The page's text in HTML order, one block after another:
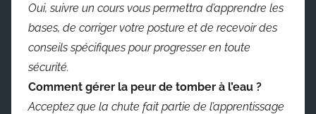
Oui, suivre un cours vous permettra d’apprendre les
bases, de corriger votre posture et de recevoir des
conseils spécifiques pour progresser en toute
sécurité.
Comment gérer la peur de tomber à l’eau ?
Acceptez que la chute fait partie de l’apprentissage